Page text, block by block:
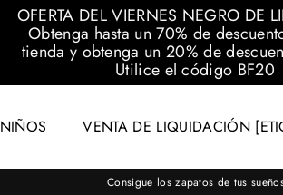
OFERTA DEL VIERNES NEGRO DE
Obtenga hasta un 70% de
tienda y obtenga un 20% de
Utilice el código BF20
NIÑOS VENTA DE LIQUIDACIÓN
Consigue los zapatos de tus